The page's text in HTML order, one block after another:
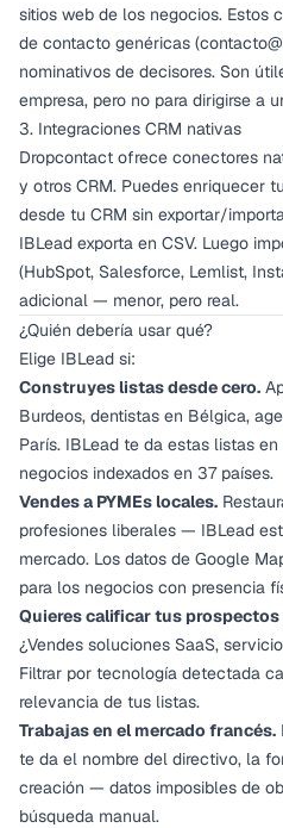
sitios web de los negocios. Estos
de contacto genéricas
nominativos de decisores. Son
empresa, pero no para dirigirse a
3. Integraciones CRM nativas
Dropcontact ofrece conectores
y otros CRM. Puedes enriquecer
desde tu CRM sin exportar/
IBLead exporta en CSV. Luego
(HubSpot, Salesforce, Lemlist,
adicional — menor, pero real.
¿Quién debería usar qué?
Elige IBLead si:
Construyes listas desde cero.
Burdeos, dentistas en Bélgica,
París. IBLead te da estas listas
negocios indexados en 37 países.
Vendes a PYMEs locales.
profesiones liberales — IBLead
mercado. Los datos de Google
para los negocios con presencia
Quieres calificar tus
¿Vendes soluciones SaaS,
Filtrar por tecnología detectada
relevancia de tus listas.
Trabajas en el mercado francés.
te da el nombre del directivo, la
creación — datos imposibles de
búsqueda manual.